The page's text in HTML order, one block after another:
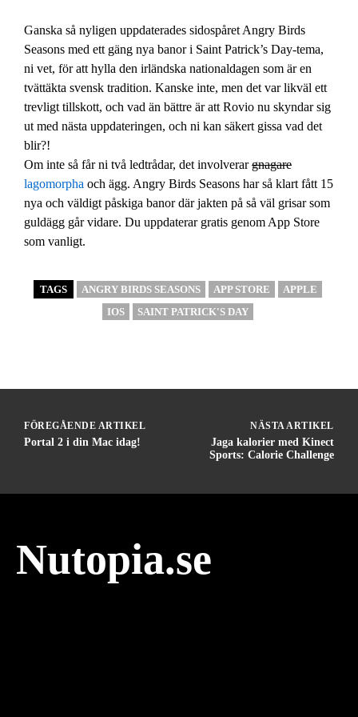
Ganska så nyligen uppdaterades sidospåret Angry Birds
Seasons med ett gäng nya banor i Saint Patrick’s Day-tema,
ni vet, för att hylla den irländska nationaldagen som är en
tvättäkta svensk tradition. Kanske inte, men det var likväl ett
trevligt tillskott, och vad än bättre är att Rovio nu skyndar sig
ut med nästa uppdateringen, och ni kan säkert gissa vad det
blir?!
Om inte så får ni två ledtrådar, det involverargnagare
lagomorpha och ägg. Angry Birds Seasons har så klart fått 15
nya och väldigt påskiga banor där jakten på så väl grisar som
guldägg går vidare. Du uppdaterar gratis genom App Store
som vanligt.
TAGS ANGRY BIRDS SEASONS APP STORE
APPLE
IOS
SAINT PATRICK'S DAY
FÖREGÅENDE ARTIKEL
Portal 2 i din Mac idag!
NÄSTA ARTIKEL
Jaga kalorier med Kinect
Sports: Calorie Challenge
Nutopia.se